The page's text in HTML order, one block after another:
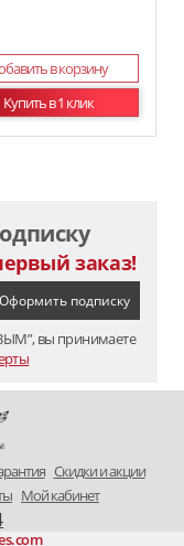
в корзину
Купить в 1 клик
заказ!
вы принимаете
Скидки и акции
Мой кабинет